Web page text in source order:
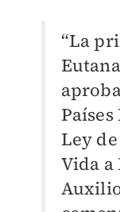
“La
Países
Ley
Vida